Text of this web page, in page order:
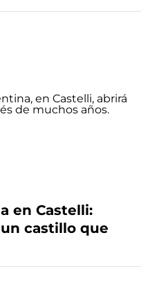
en Castelli:
castillo que